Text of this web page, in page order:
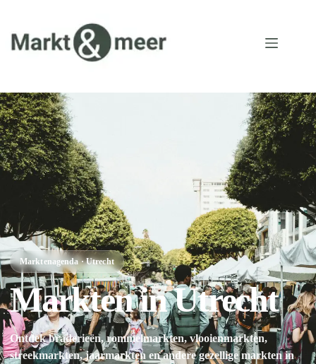
Marktenagenda · Utrecht
Markten in Utrecht
Ontdek braderieën, rommelmarkten, vlooienmarkten,
streekmarkten, jaarmarkten en andere gezellige markten in